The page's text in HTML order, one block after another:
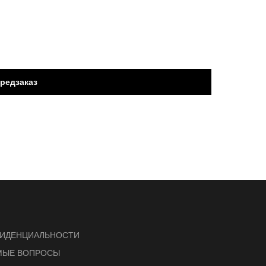
ВОПРОСЫ